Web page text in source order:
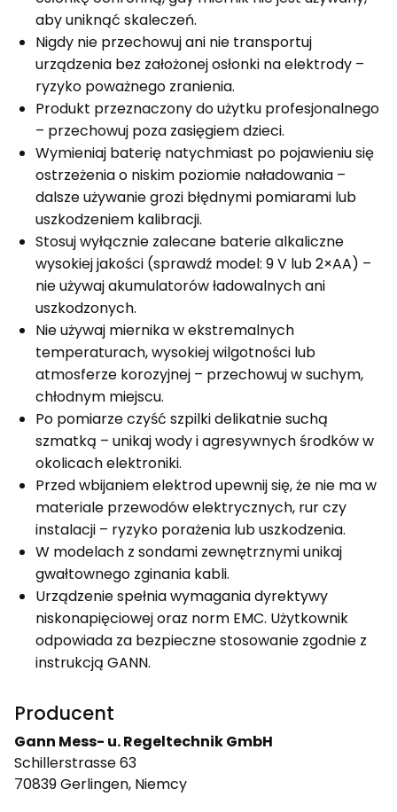
aby uniknąć skaleczeń.
Nigdy nie przechowuj ani nie transportuj
urządzenia bez założonej osłonki na elektrody –
ryzyko poważnego zranienia.
Produkt przeznaczony do użytku profesjonalnego
– przechowuj poza zasięgiem dzieci.
Wymieniaj baterię natychmiast po pojawieniu się
ostrzeżenia o niskim poziomie naładowania –
dalsze używanie grozi błędnymi pomiarami lub
uszkodzeniem kalibracji.
Stosuj wyłącznie zalecane baterie alkaliczne
wysokiej jakości (sprawdź model: 9 V lub 2×AA) –
nie używaj akumulatorów ładowalnych ani
uszkodzonych.
Nie używaj miernika w ekstremalnych
temperaturach, wysokiej wilgotności lub
atmosferze korozyjnej – przechowuj w suchym,
chłodnym miejscu.
Po pomiarze czyść szpilki delikatnie suchą
szmatką – unikaj wody i agresywnych środków w
okolicach elektroniki.
Przed wbijaniem elektrod upewnij się, że nie ma w
materiale przewodów elektrycznych, rur czy
instalacji – ryzyko porażenia lub uszkodzenia.
W modelach z sondami zewnętrznymi unikaj
gwałtownego zginania kabli.
Urządzenie spełnia wymagania dyrektywy
niskonapięciowej oraz norm EMC. Użytkownik
odpowiada za bezpieczne stosowanie zgodnie z
instrukcją GANN.
Producent
Gann Mess- u. Regeltechnik GmbH
Schillerstrasse 63
70839 Gerlingen, Niemcy